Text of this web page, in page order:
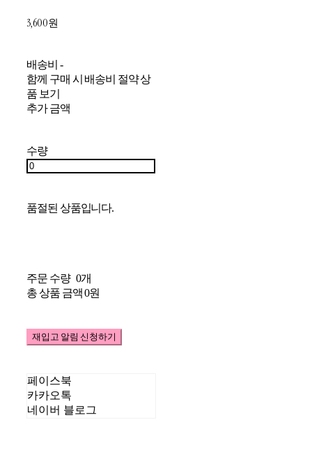
3,600원
배송비 -
함께 구매 시 배송비 절약 상
품 보기
추가 금액
수량
품절된 상품입니다.
주문 수량 0개
총 상품 금액0원
재입고 알림 신청하기
페이스북
카카오톡
네이버 블로그